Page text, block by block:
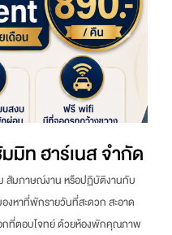
มิท ฮาร์เนส จำกัด
สัมภาษณ์งาน หรือปฏิบัติงานกับ
งหาที่พักรายวันที่สะดวก สะอาด
กที่ตอบโจทย์ ด้วยห้องพักคุณภาพ